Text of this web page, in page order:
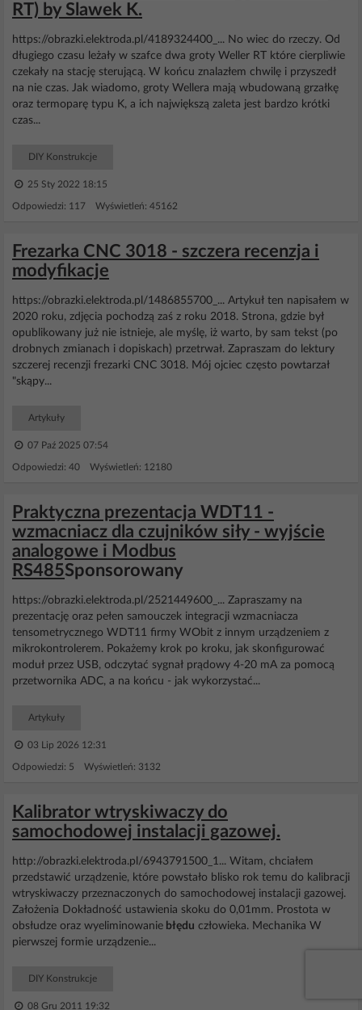
RT) by Slawek K.
https://obrazki.elektroda.pl/4189324400_... No wiec do rzeczy. Od
długiego czasu leżały w szafce dwa groty Weller RT które cierpliwie
czekały na stację sterującą. W końcu znalazłem chwilę i przyszedł
na nie czas. Jak wiadomo, groty Wellera mają wbudowaną grzałkę
oraz termoparę typu K, a ich największą zaleta jest bardzo krótki
czas...
DIY Konstrukcje
25 Sty 2022 18:15
Odpowiedzi: 117 Wyświetleń: 45162
Frezarka CNC 3018 - szczera recenzja i
modyfikacje
https://obrazki.elektroda.pl/1486855700_... Artykuł ten napisałem w
2020 roku, zdjęcia pochodzą zaś z roku 2018. Strona, gdzie był
opublikowany już nie istnieje, ale myślę, iż warto, by sam tekst (po
drobnych zmianach i dopiskach) przetrwał. Zapraszam do lektury
szczerej recenzji frezarki CNC 3018. Mój ojciec często powtarzał
"skąpy...
Artykuły
07 Paź 2025 07:54
Odpowiedzi: 40 Wyświetleń: 12180
Praktyczna prezentacja WDT11 -
wzmacniacz dla czujników siły - wyjście
analogowe i Modbus
RS485Sponsorowany
https://obrazki.elektroda.pl/2521449600_... Zapraszamy na
prezentację oraz pełen samouczek integracji wzmacniacza
tensometrycznego WDT11 firmy WObit z innym urządzeniem z
mikrokontrolerem. Pokażemy krok po kroku, jak skonfigurować
moduł przez USB, odczytać sygnał prądowy 4-20 mA za pomocą
przetwornika ADC, a na końcu - jak wykorzystać...
Artykuły
03 Lip 2026 12:31
Odpowiedzi: 5 Wyświetleń: 3132
Kalibrator wtryskiwaczy do
samochodowej instalacji gazowej.
http://obrazki.elektroda.pl/6943791500_1... Witam, chciałem
przedstawić urządzenie, które powstało blisko rok temu do kalibracji
wtryskiwaczy przeznaczonych do samochodowej instalacji gazowej.
Założenia Dokładność ustawienia skoku do 0,01mm. Prostota w
obsłudze oraz wyeliminowanie błędu człowieka. Mechanika W
pierwszej formie urządzenie...
DIY Konstrukcje
08 Gru 2011 19:32